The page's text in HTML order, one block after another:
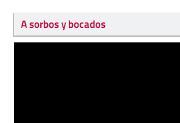
A sorbos y bocados